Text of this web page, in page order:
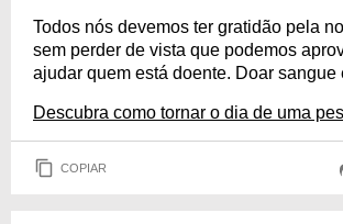
Todos nós devemos ter gratidão pela
sem perder de vista que podemos
ajudar quem está doente. Doar sangue
Descubra como tornar o dia de uma
COPIAR